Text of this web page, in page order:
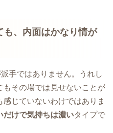
も、内面はかなり情が
手ではありません。うれし
もその場では見せないことが
じていないわけではありま
だけで気持ちは濃いタイプで